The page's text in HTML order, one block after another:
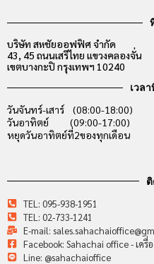
บริษัท สหชัยออฟฟิศ จำกัด
43, 45 ถนนเสรีไทย แขวงคลองจั่น
เขตบางกะปิ กรุงเทพฯ 10240
เวล
วันจันทร์-เสาร์ (08:00-18:00)
วันอาทิตย์ (09:00-17:00)
หยุดวันอาทิตย์ที่2ของทุกเดือน
TEL: 095-938-1951
TEL: 02-733-1241
E-mail:
Facebook: Sahachai office - เครื่
Line: @sahachaioffice